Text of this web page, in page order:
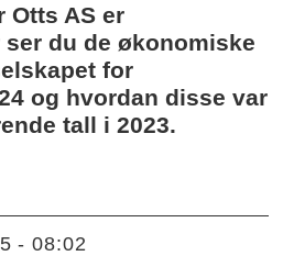
Otts AS er
du de økonomiske
for
og hvordan disse var
tall i 2023.
- 08:02